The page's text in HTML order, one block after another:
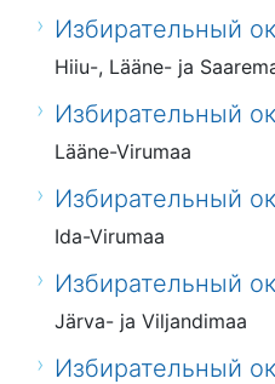
Избирательный
Hiiu-, Lääne- ja
Избирательный
Lääne-Virumaa
Избирательный
Ida-Virumaa
Избирательный
Järva- ja Viljandimaa
Избирательный